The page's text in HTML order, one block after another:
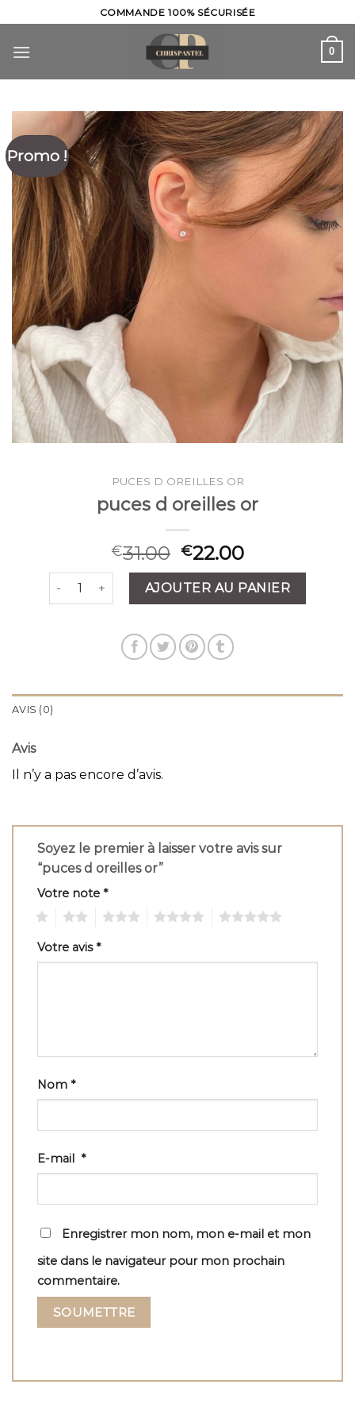
to
content
COMMANDE 100% SÉCURISÉE
0
Promo !
PUCES D OREILLES OR
puces d oreilles or
€31.00 €22.00
quantité de puces d oreilles or
AJOUTER AU PANIER
AVIS (0)
Avis
Il n’y a pas encore d’avis.
Soyez le premier à laisser votre avis sur
“puces d oreilles or”
Votre note *
Votre avis*
Nom *
E-mail *
Enregistrer mon nom, mon e-mail et mon
site dans le navigateur pour mon prochain
commentaire.